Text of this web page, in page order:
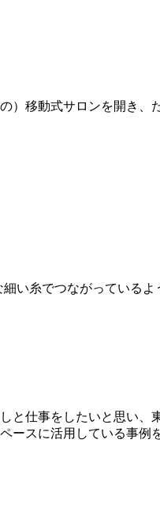
移動式サロンを開き、
い糸でつながっている
仕事をしたいと思い
スに活用している事例